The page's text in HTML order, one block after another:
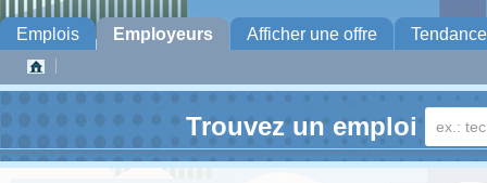
Emplois Employeurs Afficher une offre
Trouvez un emploi